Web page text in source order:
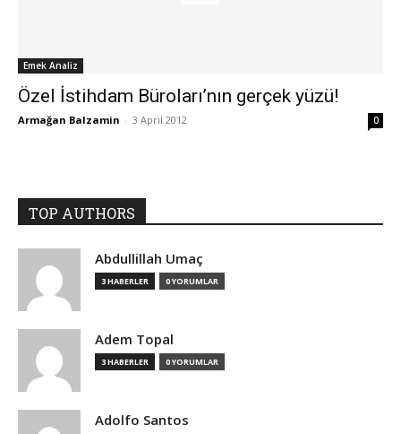
Emek Analiz
Özel İstihdam Büroları’nın gerçek yüzü!
Armağan Balzamin - 3 April 2012 0
TOP AUTHORS
Abdullillah Umaç
3 HABERLER 0 YORUMLAR
Adem Topal
3 HABERLER 0 YORUMLAR
Adolfo Santos